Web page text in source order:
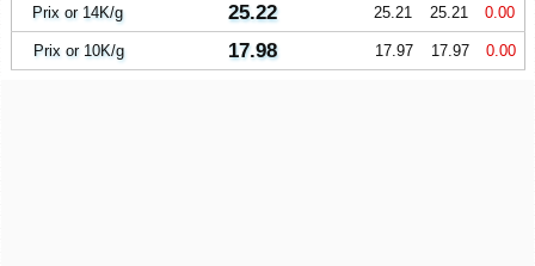
Prix or 14K/g 25.22 25.21 25.21 0.00
Prix or 10K/g 17.98 17.97 17.97 0.00